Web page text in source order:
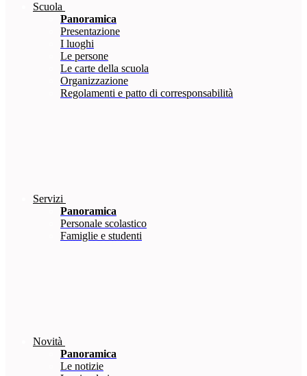
Scuola
Panoramica
Presentazione
I luoghi
Le persone
Le carte della scuola
Organizzazione
Regolamenti e patto di corresponsabilità
Servizi
Panoramica
Personale scolastico
Famiglie e studenti
Novità
Panoramica
Le notizie